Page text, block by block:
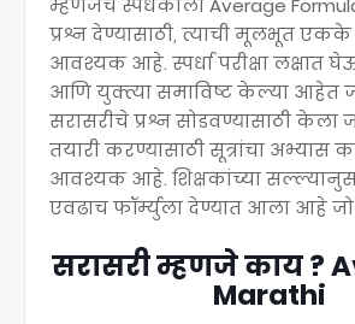
म्हणजेच स्पर्धकाला Average
प्रश्न देण्यासाठी, त्याची मूलभूत
आवश्यक आहे. स्पर्धा परीक्षा लक्षात
आणि युक्त्या समाविष्ट केल्या आहेत
सरासरीचे प्रश्न सोडवण्यासाठी केला
तयारी करण्यासाठी सूत्रांचा अभ्यास
आवश्यक आहे. शिक्षकांच्या
एवढाच फॉर्म्युला देण्यात आला आहे
सरासरी म्हणजे काय ?
Marathi